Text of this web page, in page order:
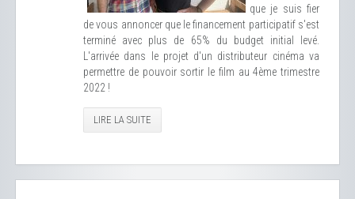
que je suis fier
de vous annoncer que le financement participatif s'est
terminé avec plus de 65% du budget initial levé.
L'arrivée dans le projet d'un distributeur cinéma va
permettre de pouvoir sortir le film au 4ème trimestre
2022 !
LIRE LA SUITE